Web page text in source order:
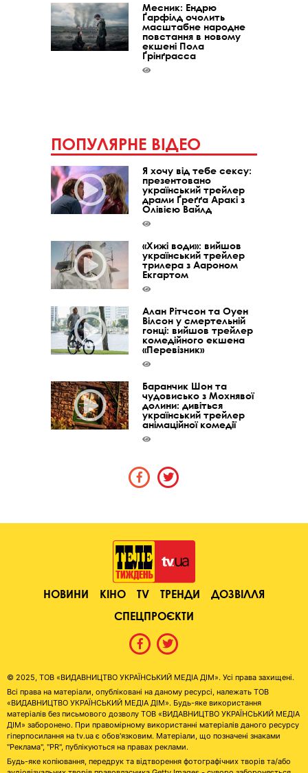
Месник: Ендрю
Ґарфілд очолить
масштабне народне
повстання в новому
екшені Пола
Ґрінґрасса
ПОПУЛЯРНЕ ВІДЕО
Я хочу від тебе сексу:
презентовано
український трейлер
драми Ґреґґа Аракі з
Олівією Вайлд
«Хижі води»: вийшов
український трейлер
трилера з Аароном
Екгартом
Алан Рітчсон та Оуен
Вілсон у смертельній
гонці: вийшов трейлер
комедійного екшена
«Перевізник»
Баранчик Шон та
чудовисько з Мохнявої
долини: дивіться
український трейлер
анімаційної комедії
НОВИНИ КІНО TV ТРЕНДИ
ДОЗВІЛЛЯ
СПЕЦПРОЄКТИ
© 2025, ТОВ «ВИДАВНИЦТВО УКРАЇНСЬКИЙ МЕДІА ДІМ». Усі права захищені.
Всі права на матеріали, опубліковані на даному ресурсі, належать ТОВ
«ВИДАВНИЦТВО УКРАЇНСЬКИЙ МЕДІА ДІМ». Будь-яке використання
матеріалів без письмового дозволу ТОВ «ВИДАВНИЦТВО УКРАЇНСЬКИЙ МЕДІА
ДІМ» заборонено. При правомірному використанні матеріалів даного ресурсу
гіперпосилання на tv.ua є обов'язковим. Матеріали, що позначені знаками
"Реклама", "PR", публікуються на правах реклами.
Будь-яке копіювання, передрук та відтворення фотографічних творів та/або